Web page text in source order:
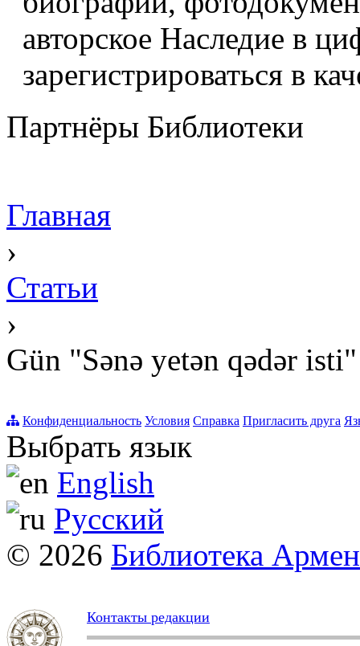
авторское Наследие в
зарегистрироваться в
Партнёры Библиотеки
Главная
›
Статьи
›
Gün "Sənə yetən qədər isti"
Конфиденциальность Условия Справка Пригласить друга
Выбрать язык
English
Русский
© 2026 Библиотека
Контакты редакции